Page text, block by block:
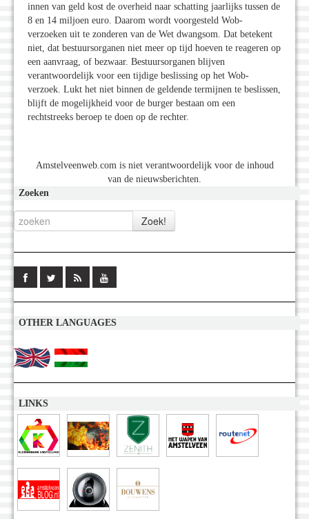
innen van geld kost de overheid naar schatting jaarlijks tussen de
8 en 14 miljoen euro. Daarom wordt voorgesteld Wob-
verzoeken uit te zonderen van de Wet dwangsom. Dat betekent
niet, dat bestuursorganen niet meer op tijd hoeven te reageren op
een aanvraag, of bezwaar. Bestuursorganen blijven
verantwoordelijk voor een tijdige beslissing op het Wob-
verzoek. Lukt het niet binnen de geldende termijnen te beslissen,
blijft de mogelijkheid voor de burger bestaan om een
rechtstreeks beroep te doen op de rechter.
Amstelveenweb.com is niet verantwoordelijk voor de inhoud
van de nieuwsberichten.
Zoeken
OTHER LANGUAGES
LINKS